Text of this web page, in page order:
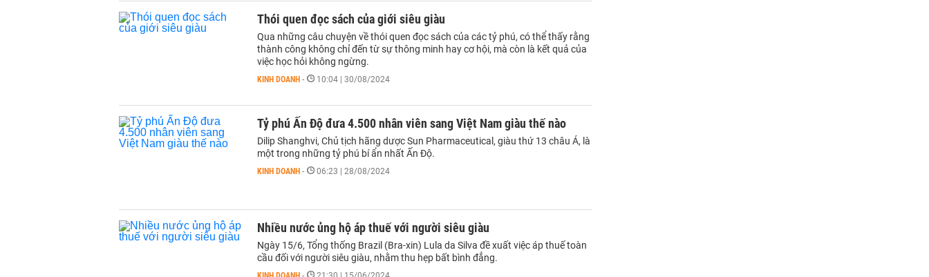
Thói quen đọc sách của giới siêu giàu
Qua những câu chuyện về thói quen đọc sách của các tỷ phú, có thể thấy rằng
thành công không chỉ đến từ sự thông minh hay cơ hội, mà còn là kết quả của
việc học hỏi không ngừng.
KINH DOANH - 10:04 | 30/08/2024
Tỷ phú Ấn Độ đưa 4.500 nhân viên sang Việt Nam giàu thế nào
Dilip Shanghvi, Chủ tịch hãng dược Sun Pharmaceutical, giàu thứ 13 châu Á, là
một trong những tỷ phú bí ẩn nhất Ấn Độ.
KINH DOANH - 06:23 | 28/08/2024
Nhiều nước ủng hộ áp thuế với người siêu giàu
Ngày 15/6, Tổng thống Brazil (Bra-xin) Lula da Silva đề xuất việc áp thuế toàn
cầu đối với người siêu giàu, nhằm thu hẹp bất bình đẳng.